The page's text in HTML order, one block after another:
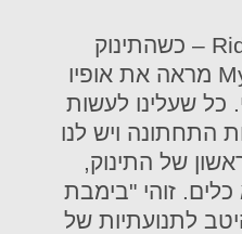
מצב 2- רכיבה: Ride-on – כשהתינוק
מתחיל ללכת, My First מראה את אופיו
כל שעלינו לעשות
התחתונה ויש לנו
של התינוק,
זוהי "בימבת
לתנועתיות של